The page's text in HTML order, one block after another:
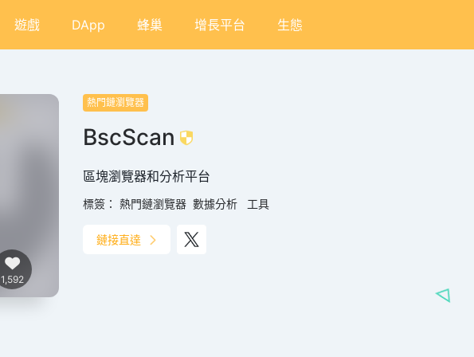
遊戲 DApp 蜂巢 增長平台 生態
1,592
熱門鏈瀏覽器
BscScan
區塊瀏覽器和分析平台
標簽： 熱門鏈瀏覽器 數據分析 工具
鏈接直達